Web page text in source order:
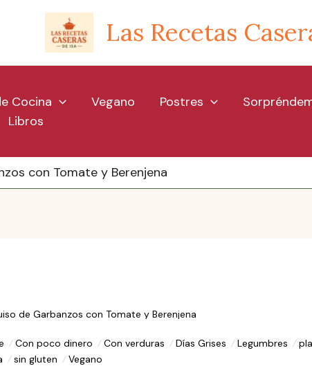
Las Recetas
Cocina Vegano Postres
Libros
con Tomate y Berenjena
de Garbanzos con Tomate y Berenjena
Con poco dinero Con verduras Días Grises Legumbres
sin gluten Vegano